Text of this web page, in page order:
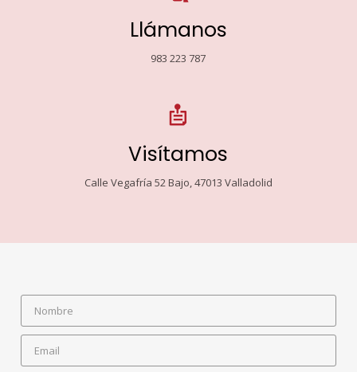
Llámanos
983 223 787
Visítamos
Calle Vegafría 52 Bajo, 47013 Valladolid